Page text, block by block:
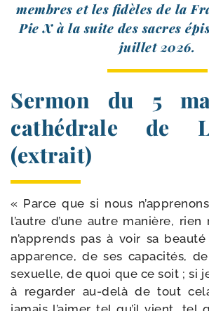
membres et les fidèles de la
Pie X à la suite des sacres
juillet 2026.
Sermon du 5
cathédrale de
(extrait)
« Parce que si nous
l’autre d’une autre manière,
n’apprends pas à voir sa
appa­rence, de ses capa­ci­tés,
sexuelle, de quoi que ce soit ; si
à regar­der au-​delà de tout